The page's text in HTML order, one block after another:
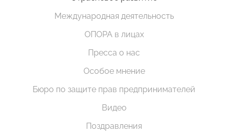
Международная деятельность
ОПОРА в лицах
Пресса о нас
Особое мнение
Бюро по защите прав предпринимателей
Видео
Поздравления